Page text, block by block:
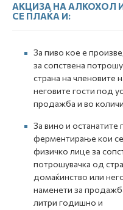
АКЦИЗА НА АЛКОХОЛ
СЕ ПЛАЌА И:
За пиво кое е
за сопствена
страна на членовите
неговите гости под
продажба и во
За вино и останатите
ферментирање кои
физичко лице за
потрошувачка од
домаќинство или
наменети за
литри годишно и